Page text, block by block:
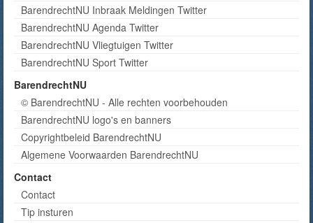
BarendrechtNU Inbraak Meldingen Twitter
BarendrechtNU Agenda Twitter
BarendrechtNU Vliegtuigen Twitter
BarendrechtNU Sport Twitter
BarendrechtNU
© BarendrechtNU - Alle rechten voorbehouden
BarendrechtNU logo's en banners
Copyrightbeleid BarendrechtNU
Algemene Voorwaarden BarendrechtNU
Contact
Contact
Tip insturen